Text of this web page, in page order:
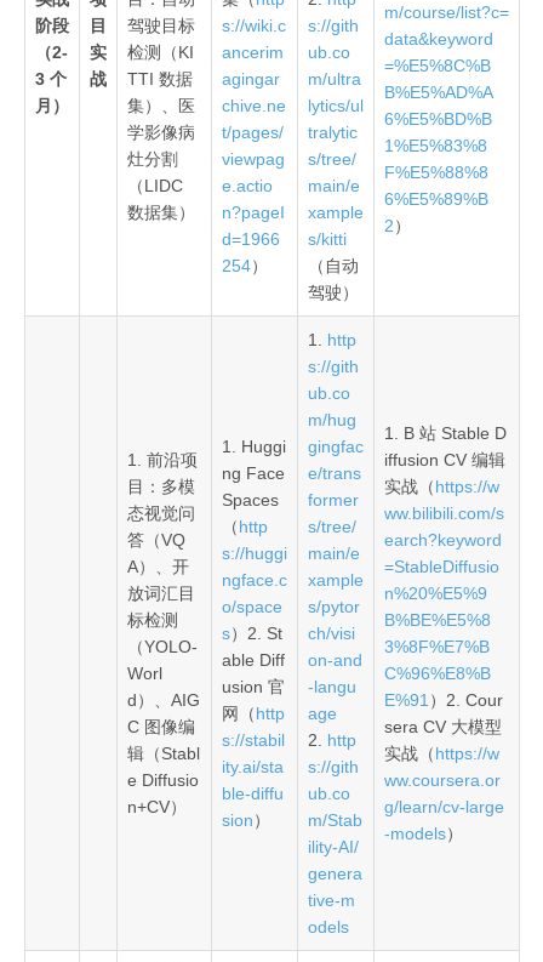
阶段
（2-
3 个
月）
目
实
战
驾驶目标
检测（KI
TTI 数据
集）、医
学影像病
灶分割
（LIDC
数据集）
s://wiki.c
ancerim
agingar
chive.ne
t/pages/
viewpag
e.actio
n?pageI
d=1966
254）
s://gith
ub.co
m/ultra
lytics/ul
tralytic
s/tree/
main/e
xample
s/kitti
（自动
驾驶）
m/course/list?c=
data&keyword
=%E5%8C%B
B%E5%AD%A
6%E5%BD%B
1%E5%83%8
F%E5%88%8
6%E5%89%B
2）
1. 前沿项
目：多模
态视觉问
答（VQ
A）、开
放词汇目
标检测
（YOLO-
Worl
d）、AIG
C 图像编
辑（Stabl
e Diffusio
n+CV）
1. Huggi
ng Face
Spaces
（http
s://huggi
ngface.c
o/space
s）2. St
able Diff
usion 官
网（http
s://stabil
ity.ai/sta
ble-diffu
sion）
1. http
s://gith
ub.co
m/hug
gingfac
e/trans
former
s/tree/
main/e
xample
s/pytor
ch/visi
on-and
-langu
age
2. http
s://gith
ub.co
m/Stab
ility-AI/
genera
tive-m
odels
1. B 站 Stable D
iffusion CV 编辑
实战（https://w
ww.bilibili.com/s
earch?keyword
=StableDiffusio
n%20%E5%9
B%BE%E5%8
3%8F%E7%B
C%96%E8%B
E%91 ）2. Cour
sera CV 大模型
实战（https://w
ww.coursera.or
g/learn/cv-large
-models）